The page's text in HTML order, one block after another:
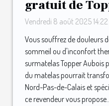
gratuit de
votre domicile !
Vendredi 8 août 2025 14:22
Vous souffrez de douleurs
sommeil ou d'inconfort
surmatelas Topper Aubois
du matelas pourrait
Nord-Pas-de-Calais et
ce revendeur vous propose...